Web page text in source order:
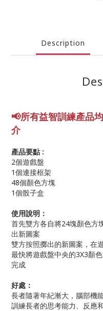
Description
📢所有益智訓練產品
介
產品要點 :
2個遊戲盤
1個連接框架
48個顏色方塊
1個骰子盒
使用說明：
首先雙方各自將24塊顏色方
出新圖案
雙方按照擲出的新圖案，在
最快將遊戲盤中央的3X3顏
完成
好處：
長者隨著年紀漸大，腦部機
訓練長者的思考能力、反應